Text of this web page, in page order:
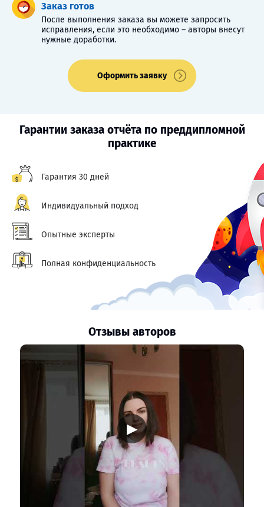
Заказ готов
После выполнения заказа вы можете запросить
исправления, если это необходимо – авторы внесут
нужные доработки.
Оформить заявку
Гарантии заказа отчёта по преддипломной
практике
Гарантия 30 дней
Индивидуальный подход
Опытные эксперты
Полная конфиденциальность
Отзывы авторов
▶